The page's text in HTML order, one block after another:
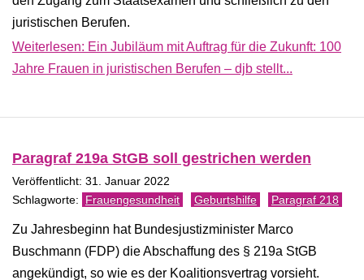
juristischen Berufen.
Weiterlesen: Ein Jubiläum mit Auftrag für die Zukunft: 100
Jahre Frauen in juristischen Berufen – djb stellt...
Paragraf 219a StGB soll gestrichen werden
Veröffentlicht: 31. Januar 2022
Frauengesundheit Geburtshilfe Paragraf 218
Zu Jahresbeginn hat Bundesjustizminister Marco
Buschmann (FDP) die Abschaffung des § 219a StGB
angekündigt, so wie es der Koalitionsvertrag vorsieht.